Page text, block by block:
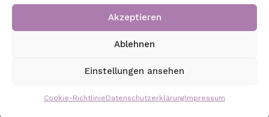
Akzeptieren
Ablehnen
Einstellungen ansehen
Cookie-RichtlinieDatenschutzerklärungImpressum
Datenschutz
Copyright © 2026 - Created by GT Digital UG
6 August, 2026